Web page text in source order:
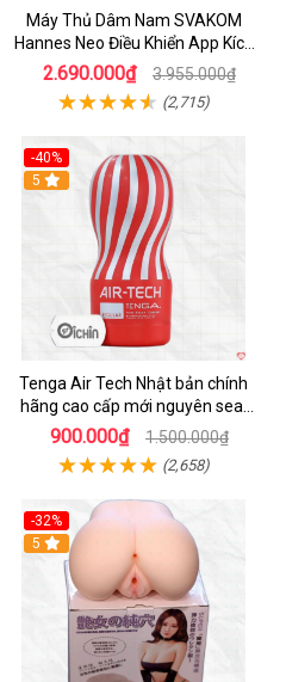
Máy Thủ Dâm Nam SVAKOM
Hannes Neo Điều Khiển App Kích
Thích
2.690.000₫ 3.955.000₫
(2,715)
-40%
Hot
5
Tenga Air Tech Nhật bản chính
hãng cao cấp mới nguyên seal
giá tốt
900.000₫ 1.500.000₫
(2,658)
-32%
Hot
5